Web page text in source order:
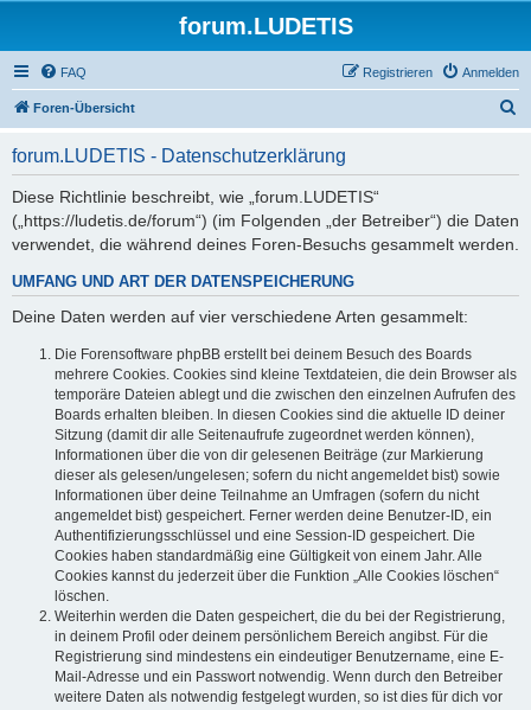
forum.LUDETIS
FAQ Anmelden
Registrieren
Foren-Übersicht
forum.LUDETIS - Datenschutzerklärung
Diese Richtlinie beschreibt, wie „forum.LUDETIS“
(„https://ludetis.de/forum“) (im Folgenden „der Betreiber“) die Daten
verwendet, die während deines Foren-Besuchs gesammelt werden.
UMFANG UND ART DER DATENSPEICHERUNG
Deine Daten werden auf vier verschiedene Arten gesammelt:
Die Forensoftware phpBB erstellt bei deinem Besuch des Boards
mehrere Cookies. Cookies sind kleine Textdateien, die dein Browser als
temporäre Dateien ablegt und die zwischen den einzelnen Aufrufen des
Boards erhalten bleiben. In diesen Cookies sind die aktuelle ID deiner
Sitzung (damit dir alle Seitenaufrufe zugeordnet werden können),
Informationen über die von dir gelesenen Beiträge (zur Markierung
dieser als gelesen/ungelesen; sofern du nicht angemeldet bist) sowie
Informationen über deine Teilnahme an Umfragen (sofern du nicht
angemeldet bist) gespeichert. Ferner werden deine Benutzer-ID, ein
Authentifizierungsschlüssel und eine Session-ID gespeichert. Die
Cookies haben standardmäßig eine Gültigkeit von einem Jahr. Alle
Cookies kannst du jederzeit über die Funktion „Alle Cookies löschen“
löschen.
Weiterhin werden die Daten gespeichert, die du bei der Registrierung,
in deinem Profil oder deinem persönlichem Bereich angibst. Für die
Registrierung sind mindestens ein eindeutiger Benutzername, eine E-
Mail-Adresse und ein Passwort notwendig. Wenn durch den Betreiber
weitere Daten als notwendig festgelegt wurden, so ist dies für dich vor